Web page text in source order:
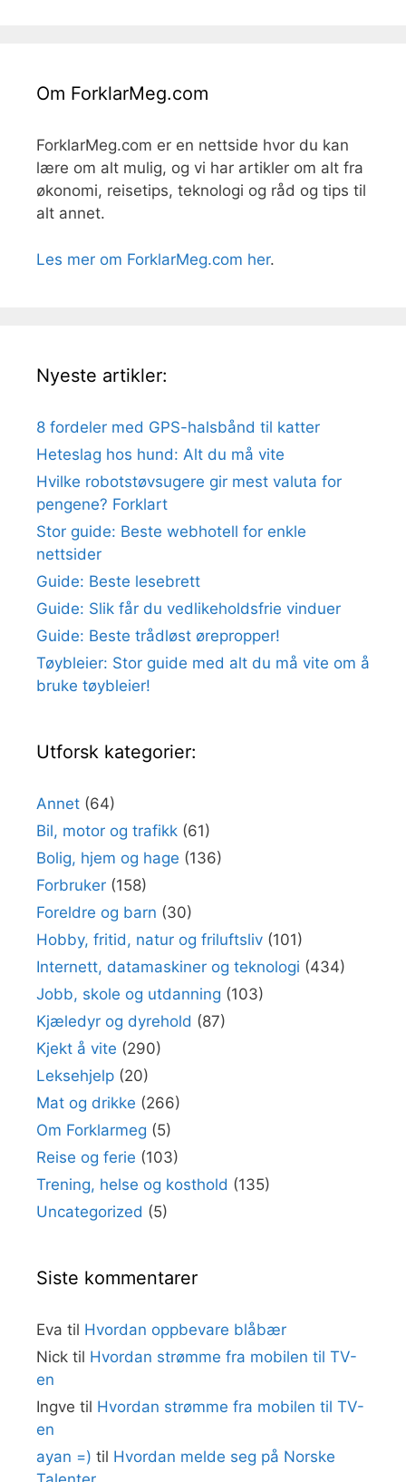
Om ForklarMeg.com
ForklarMeg.com er en nettside hvor du kan
lære om alt mulig, og vi har artikler om alt fra
økonomi, reisetips, teknologi og råd og tips til
alt annet.
Les mer om ForklarMeg.com her.
Nyeste artikler:
8 fordeler med GPS-halsbånd til katter
Heteslag hos hund: Alt du må vite
Hvilke robotstøvsugere gir mest valuta for
pengene? Forklart
Stor guide: Beste webhotell for enkle
nettsider
Guide: Beste lesebrett
Guide: Slik får du vedlikeholdsfrie vinduer
Guide: Beste trådløst ørepropper!
Tøybleier: Stor guide med alt du må vite om å
bruke tøybleier!
Utforsk kategorier:
Annet (64)
Bil, motor og trafikk (61)
Bolig, hjem og hage (136)
Forbruker (158)
Foreldre og barn (30)
Hobby, fritid, natur og friluftsliv (101)
Internett, datamaskiner og teknologi (434)
Jobb, skole og utdanning (103)
Kjæledyr og dyrehold (87)
Kjekt å vite (290)
Leksehjelp (20)
Mat og drikke (266)
Om Forklarmeg (5)
Reise og ferie (103)
Trening, helse og kosthold (135)
Uncategorized (5)
Siste kommentarer
Eva til Hvordan oppbevare blåbær
Nick til Hvordan strømme fra mobilen til TV-
en
Ingve til Hvordan strømme fra mobilen til TV-
en
ayan =) til Hvordan melde seg på Norske